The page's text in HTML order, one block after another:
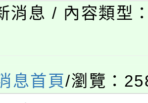
登場!
午1時於龍潭區
桃園市運動會8/
消息 / 內容類型
息首頁/瀏覽：